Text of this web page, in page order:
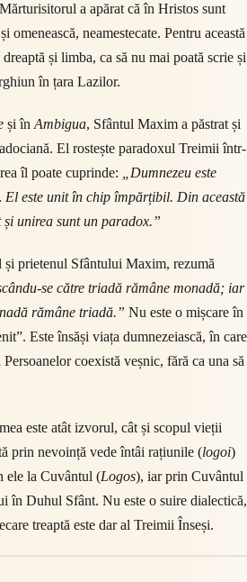
a apărat că în Hristos sunt
omenească, neamestecate. Pentru această
și limba, ca să nu mai poată scrie și
în țara Lazilor.
și în Ambigua, Sfântul Maxim a păstrat și
El rostește paradoxul Treimii într-
îl poate cuprinde:
„Dumnezeu este
este unit în chip împărțibil. Din această
unirea sunt un paradox.”
și prietenul Sfântului Maxim, rezumă
se către triadă rămâne monadă; iar
rămâne triadă.” Nu este o mișcare în
Este însăși viața dumnezeiască, în care
coexistă veșnic, fără ca una să
este atât izvorul, cât și scopul vieții
prin nevoință vede întâi rațiunile (logoi)
ele la Cuvântul (Logos), iar prin Cuvântul
în Duhul Sfânt. Nu este o suire dialectică,
treaptă este dar al Treimii Înseși.